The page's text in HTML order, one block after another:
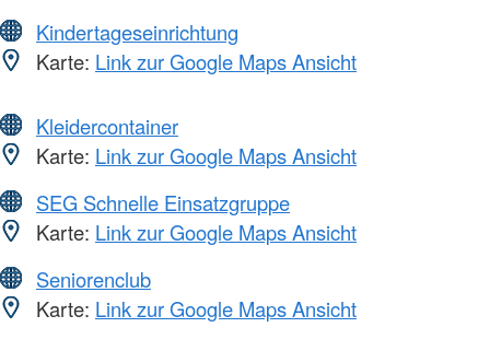
Kindertageseinrichtung
Karte: Link zur Google Maps Ansicht
Kleidercontainer
Karte: Link zur Google Maps Ansicht
SEG Schnelle Einsatzgruppe
Karte: Link zur Google Maps Ansicht
Seniorenclub
Karte: Link zur Google Maps Ansicht